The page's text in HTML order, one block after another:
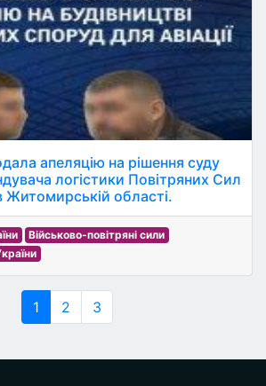
апеляцію на рішення суду
логістики Повітряних Сил
області.
Військово-повітряні сили
1 2 3